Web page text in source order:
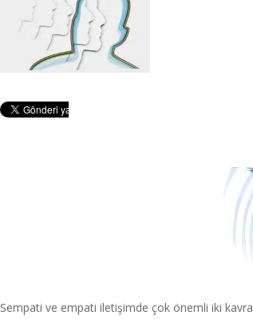
Sempati ve empati iletişimde çok önemli iki